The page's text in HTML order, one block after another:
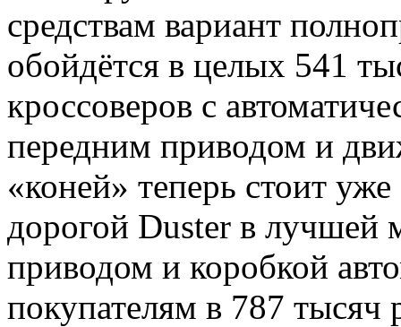
средствам вариант
обойдётся в целых 541
кроссоверов с
передним приводом и
«коней» теперь стоит
дорогой Duster в
приводом и коробкой
покупателям в 787 тысяч